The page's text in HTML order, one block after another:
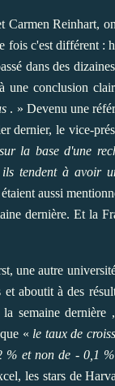
Reinhart,
fois c'est différent
dans des
une conclusion
. » Devenu une
dernier, le vice-
la base d'une
tendent à avoir
aussi
dernière. Et la
une autre
aboutit à des
semaine dernière
« le taux de
et non de - 0,1
les stars de